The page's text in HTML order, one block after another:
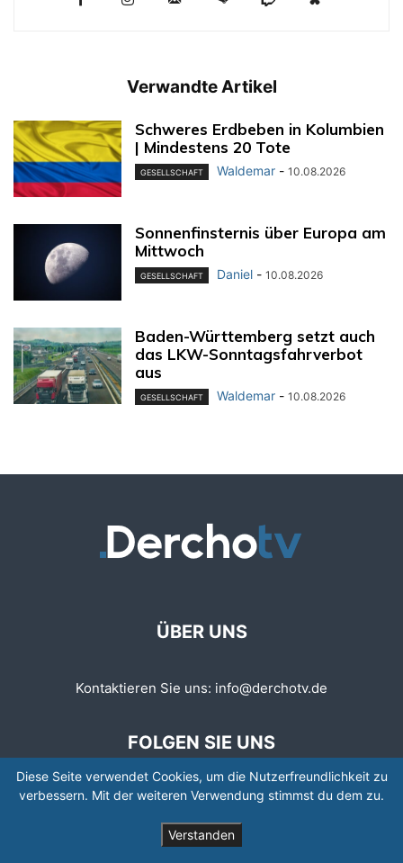
Verwandte Artikel
Schweres Erdbeben in Kolumbien
| Mindestens 20 Tote
GESELLSCHAFT Waldemar - 10.08.2026
Sonnenfinsternis über Europa am
Mittwoch
GESELLSCHAFT Daniel - 10.08.2026
Baden-Württemberg setzt auch
das LKW-Sonntagsfahrverbot
aus
GESELLSCHAFT Waldemar - 10.08.2026
ÜBER UNS
Kontaktieren Sie uns: info@derchotv.de
FOLGEN SIE UNS
Diese Seite verwendet Cookies, um die Nutzerfreundlichkeit zu
verbessern. Mit der weiteren Verwendung stimmst du dem zu.
Verstanden